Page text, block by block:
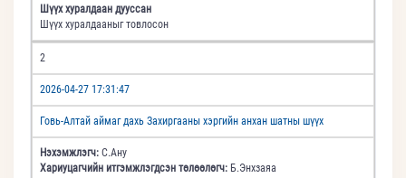
Шүүх хуралдаан дууссан
Шүүх хуралдааныг товлосон
2
2026-04-27 17:31:47
Говь-Алтай аймаг дахь Захиргааны хэргийн анхан шатны шүүх
Нэхэмжлэгч: С.Ану
Хариуцагчийн итгэмжлэгдсэн төлөөлөгч: Б.Энхзаяа